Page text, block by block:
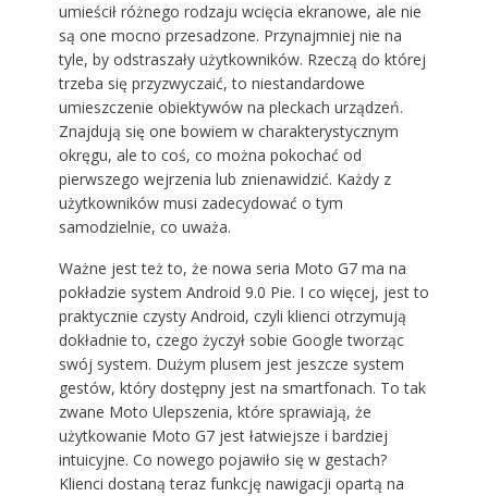
umieścił różnego rodzaju wcięcia ekranowe, ale nie
są one mocno przesadzone. Przynajmniej nie na
tyle, by odstraszały użytkowników. Rzeczą do której
trzeba się przyzwyczaić, to niestandardowe
umieszczenie obiektywów na pleckach urządzeń.
Znajdują się one bowiem w charakterystycznym
okręgu, ale to coś, co można pokochać od
pierwszego wejrzenia lub znienawidzić. Każdy z
użytkowników musi zadecydować o tym
samodzielnie, co uważa.
Ważne jest też to, że nowa seria Moto G7 ma na
pokładzie system Android 9.0 Pie. I co więcej, jest to
praktycznie czysty Android, czyli klienci otrzymują
dokładnie to, czego życzył sobie Google tworząc
swój system. Dużym plusem jest jeszcze system
gestów, który dostępny jest na smartfonach. To tak
zwane Moto Ulepszenia, które sprawiają, że
użytkowanie Moto G7 jest łatwiejsze i bardziej
intuicyjne. Co nowego pojawiło się w gestach?
Klienci dostaną teraz funkcję nawigacji opartą na